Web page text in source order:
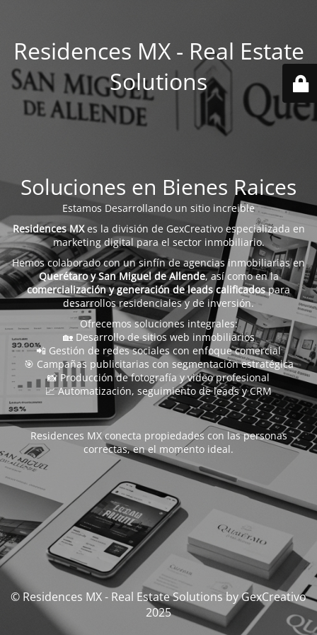
Residences MX - Real Estate
Solutions
Soluciones en Bienes Raices
Estamos Desarrollando un sitio increible
Residences MXes la división de GexCreativo especializada en
marketing digital para el sector inmobiliario.
Hemos colaborado con un sinfín de agencias inmobiliarias en
Querétaro y San Miguel de Allende, así como en la
comercialización y generación de leads calificadospara
desarrollos residenciales y de inversión.
Ofrecemos soluciones integrales:
🏡 Desarrollo de sitios web inmobiliarios
📲 Gestión de redes sociales con enfoque comercial
🎯 Campañas publicitarias con segmentación estratégica
📸 Producción de fotografía y video profesional
📈 Automatización, seguimiento de leads y CRM
Residences MX conecta propiedades con las personas
correctas, en el momento ideal.
© Residences MX - Real Estate Solutions by GexCreativo
2025